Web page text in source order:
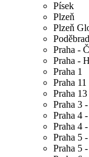
Písek
Plzeň
Plzeň
Praha -
Praha -
Praha 1
Praha
Praha
Praha 3
Praha 4
Praha 4
Praha 5
Praha 5